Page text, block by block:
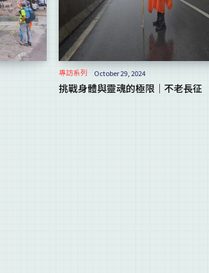
專訪系列 October 29, 2024
挑戰身體與靈魂的極限｜不老長征